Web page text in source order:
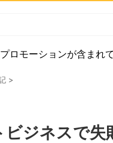
ロモーションが含まれて
>
ビジネスで失